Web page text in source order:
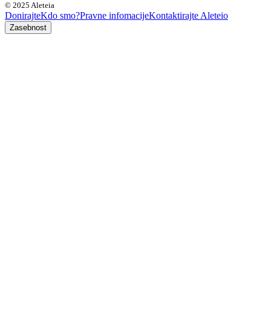
© 2025 Aleteia
DonirajteKdo smo?Pravne infomacijeKontaktirajte Aleteio
Zasebnost